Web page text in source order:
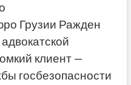
Грузии Ражден
клиент —
госбезопасности